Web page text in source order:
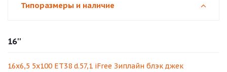
Типоразмеры и наличие
16''
16x6,5 5x100 ET38 d.57,1 iFree Зиплайн блэк джек